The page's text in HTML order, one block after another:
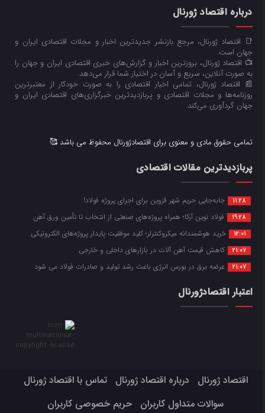
درباره اقتصاد ژورنال
📑 اقتصاد ژورنال، مرجع بازنشر جدیدترین اخبار و مجلات اقتصادی ایران و
جهان است.
📺 اقتصاد ژورنال، بروزترین اخبار و گزارش‌های خبری اقتصادی ایران و جهان را
به صورت آنلاین، سریع و آسان در اختیار شما قرار می‌‌دهد.
📰 اقتصاد ژورنال، تمامی اخبار اقتصادی را به صورت خودکار از معتبرترین
روزنامه‌ها و مجلات اقتصادی و پربازدیدترین خبرگزاری‌های اقتصادی ایران و
جهان گردآوری می‌کند.
تمامی حقوق مادی و معنوی برای اقتصادژورنال محفوظ می باشد 🥰
پربازدیدترین مقالات اقتصادی
11:28 جابه‌جایی حریم شهر قزوین برای اجرای پروژه فولاد!
19:28 فولاد نوین آرکا؛ همراه پروژه‌های صنعتی از انتخاب تا تأمین ورق آهن
12:01 خرید هوشمندانه میکروکنترلر؛ کلید موفقیت پایدار پروژه‌های الکترونیکی
21:07 کاهش قیمت آهن آلات در بازارهای داخلی و خارجی
21:07 عرضه برق در بورس انرژی باعث رشد تولید و صادرات فولاد می شود
اعتبار اقتصادژورنال
اقتصاد ژورنال درباره اقتصاد ژورنال
تماس با اقتصاد ژورنال
سوالات متداول کاربران
حریم خصوصی کاربران